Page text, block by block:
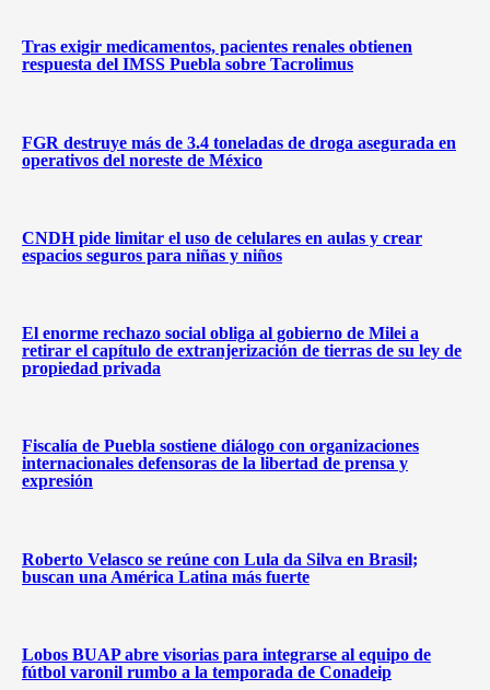
Tras exigir medicamentos, pacientes renales obtienen
respuesta del IMSS Puebla sobre Tacrolimus
FGR destruye más de 3.4 toneladas de droga asegurada en
operativos del noreste de México
CNDH pide limitar el uso de celulares en aulas y crear
espacios seguros para niñas y niños
El enorme rechazo social obliga al gobierno de Milei a
retirar el capítulo de extranjerización de tierras de su ley de
propiedad privada
Fiscalía de Puebla sostiene diálogo con organizaciones
internacionales defensoras de la libertad de prensa y
expresión
Roberto Velasco se reúne con Lula da Silva en Brasil;
buscan una América Latina más fuerte
Lobos BUAP abre visorias para integrarse al equipo de
fútbol varonil rumbo a la temporada de Conadeip